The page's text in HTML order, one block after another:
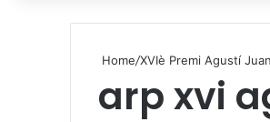
Home/XVIè Premi Agustí
arp xvi